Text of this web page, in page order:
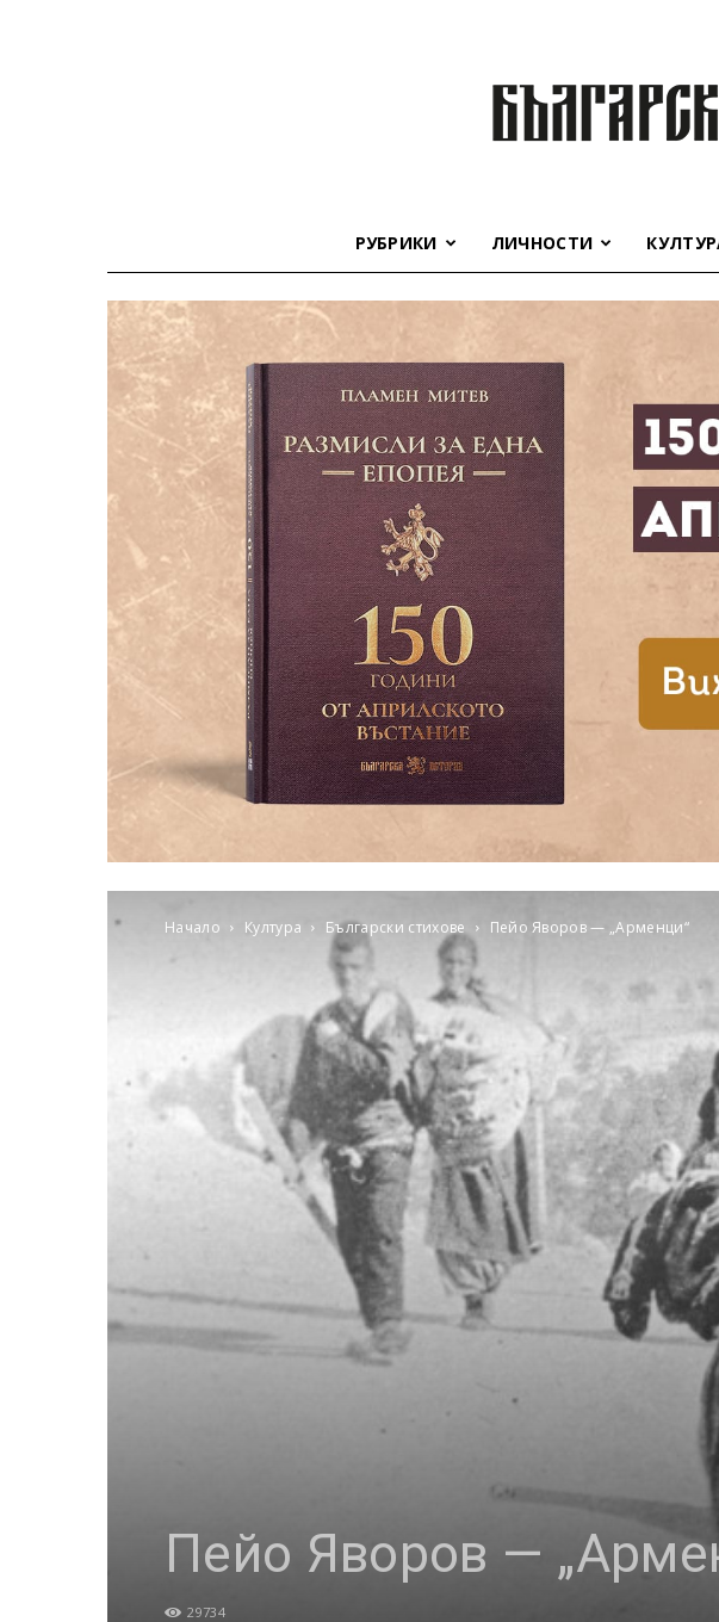
РУБРИКИ ЛИЧНОСТИ
Начало Култура Български стихове Пейо Яворов — „Арменци“
Пейо Яворов —
29734